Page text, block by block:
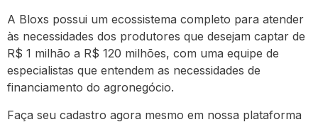
A Bloxs possui um ecossistema completo para atender
às necessidades dos produtores que desejam captar de
R$ 1 milhão a R$ 120 milhões, com uma equipe de
especialistas que entendem as necessidades de
financiamento do agronegócio.
Faça seu cadastro agora mesmo em nossa plataforma